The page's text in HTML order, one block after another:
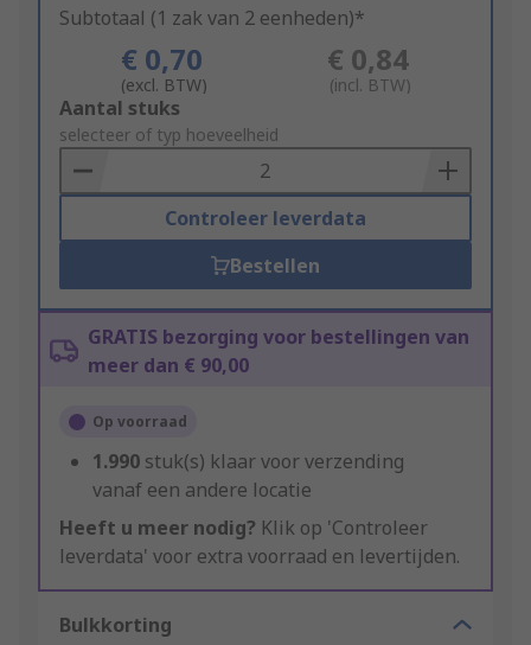
Subtotaal (1 zak van 2 eenheden)*
€ 0,70
(excl. BTW)
€ 0,84
(incl. BTW)
Add
to
Basket
Aantal stuks
selecteer of typ hoeveelheid
Controleer leverdata
Bestellen
GRATIS bezorging voor bestellingen van
meer dan € 90,00
Op voorraad
1.990 stuk(s) klaar voor verzending
vanaf een andere locatie
Heeft u meer nodig? Klik op 'Controleer
leverdata' voor extra voorraad en levertijden.
Bulkkorting